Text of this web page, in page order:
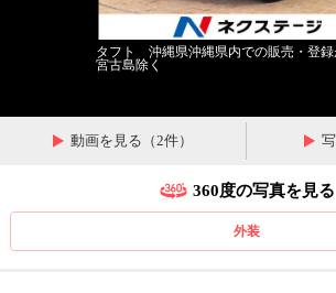
タフト 沖縄県沖縄県内での販売・登
宮古島除く
動画を見る（2件）
360度の写真を見る
外装